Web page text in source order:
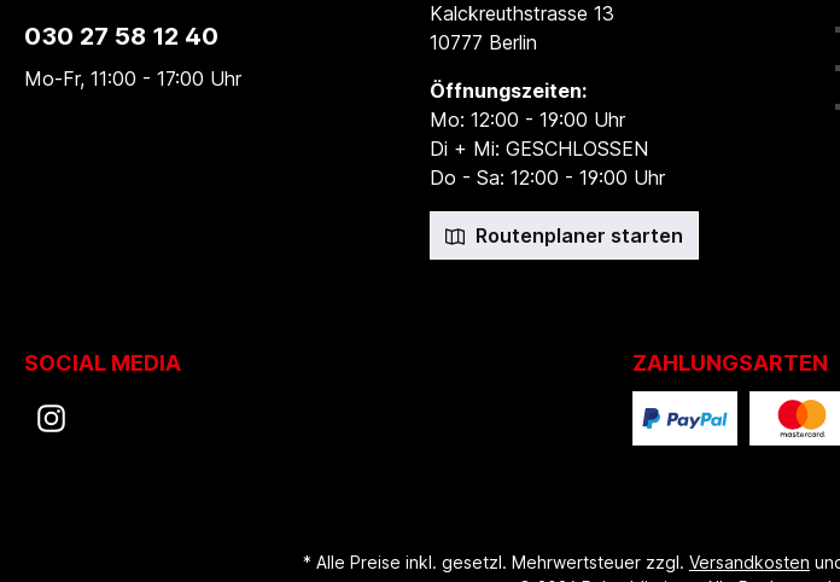
Kalckreuthstrasse 13
10777 Berlin
Öffnungszeiten:
Mo: 12:00 - 19:00 Uhr
Di + Mi: GESCHLOSSEN
Do - Sa: 12:00 - 19:00 Uhr
Routenplaner starten
030 27 58 12 40
Mo-Fr, 11:00 - 17:00 Uhr
SOCIAL MEDIA ZAHLUNGSARTEN
* Alle Preise inkl. gesetzl. Mehrwertsteuer zzgl. Versandkosten